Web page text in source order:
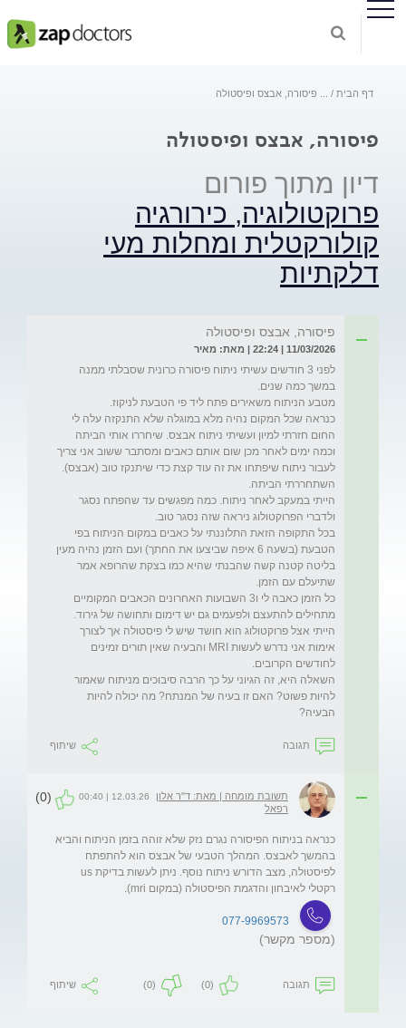
דף הבית פיסורה, אבצס ופיסטולה
פיסורה, אבצס ופיסטולה
דיון מתוך פורום
פרוקטולוגיה, כירורגיה
קולורקטלית ומחלות מעי
דלקתיות
פיסורה, אבצס ופיסטולה
11/03/2026 | 22:24 | מאת: מאיר
לפני 3 חודשים עשיתי ניתוח פיסורה כרונית שסבלתי ממנה
כנראה שכל המקום נהיה מלא במוגלה שלא התנקזה עלה לי
החום חזרתי למיון ועשיתי ניתוח אבצס. שיחררו אותי הביתה
וכמה ימים לאחר מכן שום אותם כאבים ומסתבר ששוב אני צריך
הייתי במעקב לאחר ניתוח. כמה מפגשים עד שהפתח נסגר
בכל התקופה הזאת התלוננתי על כאבים במקום הניתוח בפי
הטבעת (בשעה 6 איפה שביצעו את החתך) ועם הזמן נהיה מעין
בליטה קטנה קשה שהבנתי שהיא כמו בצקת שהרופא אמר
כל הזמן כאבה לי ו3 השבועות האחרונים הכאבים המקומיים
הייתי אצל פרוקטולוג הוא חושד שיש לי פיסטולה אך לצורך
אימות אני נדרש לעשות MRI והבעיה שאין תורים זמינים
השאלה היא, זה הגיוני על כך הרבה סיבוכים מניתוח שאמור
להיות פשוט? האם זו בעיה של המנתח? מה יכולה להיות
הבעיה?
תגובה שיתוף
תשובת מומחה | מאת: ד"ר אלון
רפאל
12.03.26 | 00:40
(0)
כנראה בניתוח הפיסורה נגרם נזק שלא זוהה בזמן הניתוח והביא
בהמשך לאבצס. המהלך הטבעי של אבצס הוא להתפתח
רקטלי לאיבחון והדגמת הפיסטולה (במקום mri).
077-9969573
(מספר מקשר)
תגובה (0)
(0) שיתוף